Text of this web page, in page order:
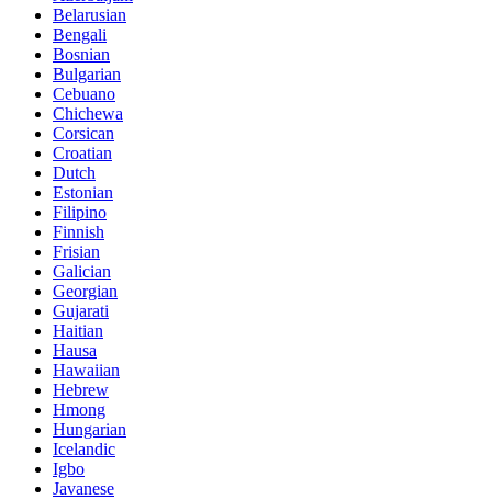
Belarusian
Bengali
Bosnian
Bulgarian
Cebuano
Chichewa
Corsican
Croatian
Dutch
Estonian
Filipino
Finnish
Frisian
Galician
Georgian
Gujarati
Haitian
Hausa
Hawaiian
Hebrew
Hmong
Hungarian
Icelandic
Igbo
Javanese